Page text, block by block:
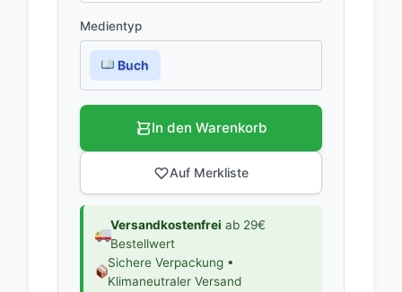
Medientyp
Buch
In den Warenkorb
Auf Merkliste
Versandkostenfrei ab 29€
Bestellwert
Sichere Verpackung •
Klimaneutraler Versand